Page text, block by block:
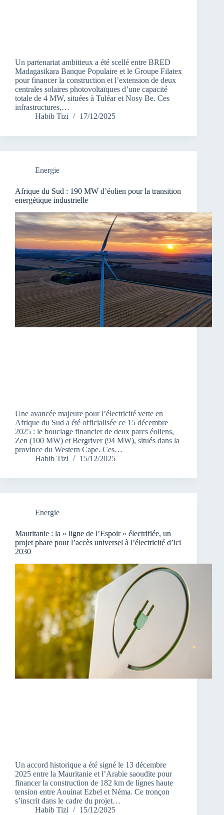
Un partenariat ambitieux a été scellé entre BRED
Madagasikara Banque Populaire et le Groupe Filatex
pour financer la construction et l’extension de deux
centrales solaires photovoltaïques d’une capacité
totale de 4 MW, situées à Tuléar et Nosy Be. Ces
infrastructures,…
Habib Tizi
17/12/2025
Energie
Afrique du Sud : 190 MW d’éolien pour la transition
energétique industrielle
Une avancée majeure pour l’électricité verte en
Afrique du Sud a été officialisée ce 15 décembre
2025 : le bouclage financier de deux parcs éoliens,
Zen (100 MW) et Bergriver (94 MW), situés dans la
province du Western Cape. Ces…
Habib Tizi
15/12/2025
Energie
Mauritanie : la « ligne de l’Espoir » électrifiée, un
projet phare pour l’accès universel à l’électricité d’ici
2030
Un accord historique a été signé le 13 décembre
2025 entre la Mauritanie et l’Arabie saoudite pour
financer la construction de 182 km de lignes haute
tension entre Aouinat Ezbel et Néma. Ce tronçon
s’inscrit dans le cadre du projet…
Habib Tizi
15/12/2025